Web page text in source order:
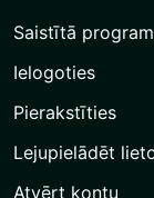
Saistītā
Ielogoties
Pierakstīties
Lejupielādēt
Atvērt kontu